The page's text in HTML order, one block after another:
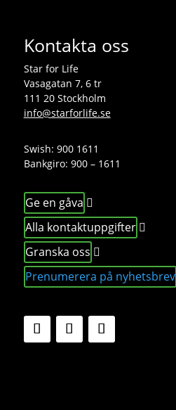
Kontakta oss
Star for Life
Vasagatan 7, 6 tr
111 20 Stockholm
info@starforlife.se
Swish: 900 1611
Bankgiro: 900 – 1611
Ge en gåva
Alla kontaktuppgifter
Granska oss
Prenumerera på nyhetsbrev